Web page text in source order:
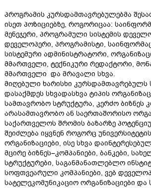
პროგრამის კურსდამთავრებულებმა
ისეთ პოზიციებზე, როგორიცაა:
მენეჯერი, პროგრამული სისტემის
დეველოპერი, პროგრამისტი,
სისტემური ადმინისტრატორი,
მმართველი, ტექნიკური რედაქტორი,
მმართველი და მრავალი სხვა.
მიღებული ხარისხი კურსდამთავრებულს
დასაქმდეს სხვადასხვა ტიპის
სამთავრობო სტრუქტურა, კერძო ბიზნეს
არასამთავრობო ან საერთაშორისო
საქართველოს შრომის ბაზარზე
შეიძლება იყვნენ როგორც
ორგანიზაციები, ისე სხვა
მცირე ბიზნეს–კომპანიები, ბანკები,
სტრუქტურები, საგანმანათლებლო
სოფთვეარული კომპანიები, ვებ
სატელეკომუნიკაციო ორგანიზაციები და